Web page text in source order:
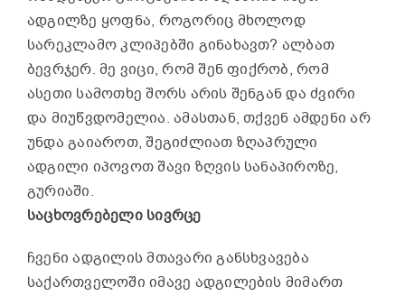
ადგილზე ყოფნა, როგორიც მხოლოდ
სარეკლამო კლიპებში გინახავთ? ალბათ
ბევრჯერ. მე ვიცი, რომ შენ ფიქრობ, რომ
ასეთი სამოთხე შორს არის შენგან და ძვირი
და მიუწვდომელია. ამასთან, თქვენ ამდენი არ
უნდა გაიაროთ, შეგიძლიათ ზღაპრული
ადგილი იპოვოთ შავი ზღვის სანაპიროზე,
გურიაში.
საცხოვრებელი სივრცე
ჩვენი ადგილის მთავარი განსხვავება
საქართველოში იმავე ადგილების მიმართ